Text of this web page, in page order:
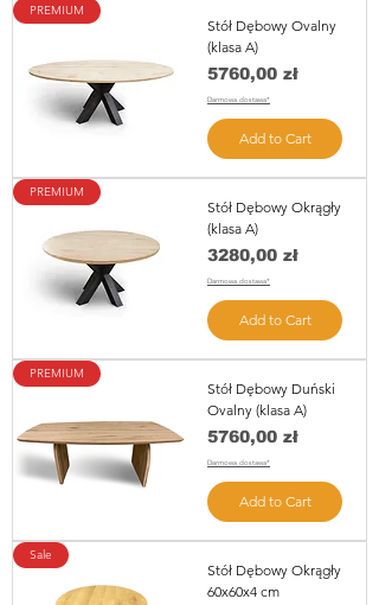
PREMIUM
Stół Dębowy Ovalny
(klasa A)
Price
5760,00 zł
Darmowa dostawa*
Add to Cart
PREMIUM
Stół Dębowy Okrągły
(klasa A)
Price
3280,00 zł
Darmowa dostawa*
Add to Cart
PREMIUM
Stół Dębowy Duński
Ovalny (klasa A)
Price
5760,00 zł
Darmowa dostawa*
Add to Cart
Sale
Stół Dębowy Okrągły
60x60x4 cm